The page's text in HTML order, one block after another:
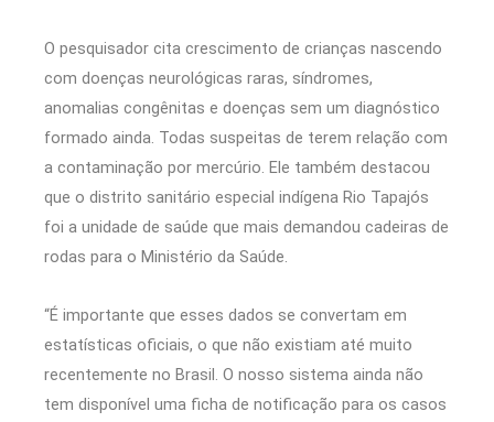
O pesquisador cita crescimento de crianças nascendo
com doenças neurológicas raras, síndromes,
anomalias congênitas e doenças sem um diagnóstico
formado ainda. Todas suspeitas de terem relação com
a contaminação por mercúrio. Ele também destacou
que o distrito sanitário especial indígena Rio Tapajós
foi a unidade de saúde que mais demandou cadeiras de
rodas para o Ministério da Saúde.
“É importante que esses dados se convertam em
estatísticas oficiais, o que não existiam até muito
recentemente no Brasil. O nosso sistema ainda não
tem disponível uma ficha de notificação para os casos